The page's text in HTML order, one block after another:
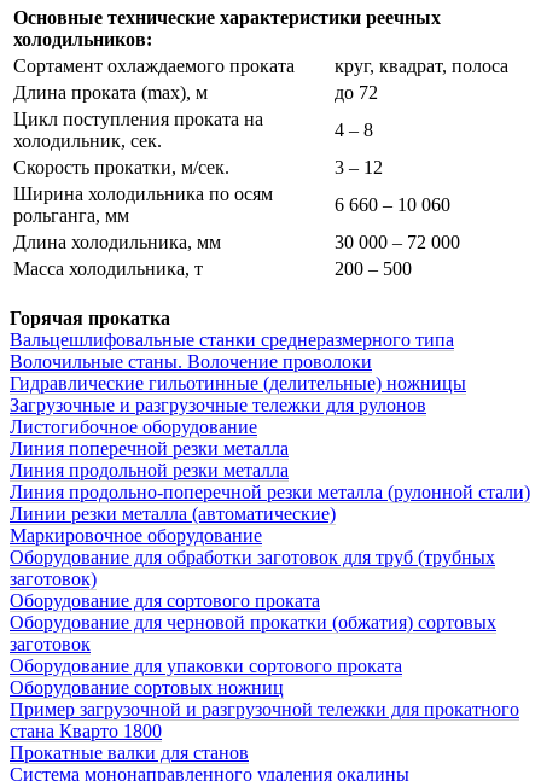
Основные технические характеристики реечных
холодильников:
Сортамент охлаждаемого проката
круг, квадрат, полоса
Длина проката (max), м
до 72
Цикл поступления проката на
холодильник, сек.
4 – 8
Скорость прокатки, м/сек.
3 – 12
Ширина холодильника по осям
рольганга, мм
6 660 – 10 060
Длина холодильника, мм
30 000 – 72 000
Масса холодильника, т
200 – 500
Горячая прокатка
Вальцешлифовальные станки среднеразмерного типа
Волочильные станы. Волочение проволоки
Гидравлические гильотинные (делительные) ножницы
Загрузочные и разгрузочные тележки для рулонов
Листогибочное оборудование
Линия поперечной резки металла
Линия продольной резки металла
Линия продольно-поперечной резки металла (рулонной стали)
Линии резки металла (автоматические)
Маркировочное оборудование
Оборудование для обработки заготовок для труб (трубных
заготовок)
Оборудование для сортового проката
Оборудование для черновой прокатки (обжатия) сортовых
заготовок
Оборудование для упаковки сортового проката
Оборудование сортовых ножниц
Пример загрузочной и разгрузочной тележки для прокатного
стана Кварто 1800
Прокатные валки для станов
Система мононаправленного удаления окалины